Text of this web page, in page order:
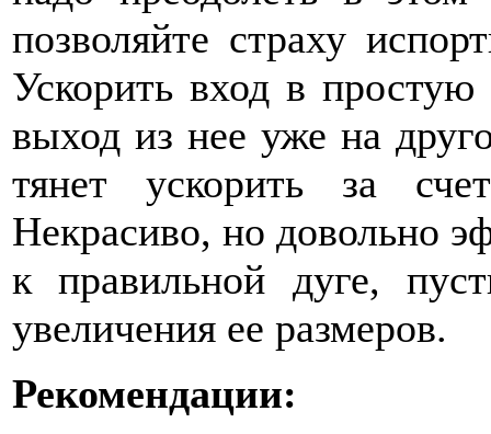
позволяйте страху
Ускорить вход в
выход из нее уже на
тянет ускорить за
Некрасиво, но довольно
к правильной дуге,
увеличения ее размеров.
Рекомендации: